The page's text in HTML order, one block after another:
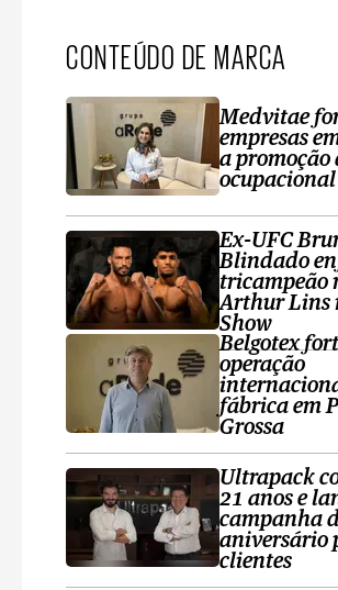
CONTEÚDO DE MARCA
Medvitae
empresas
a promoção
ocupacional
Ex-UFC
Blindado
tricampeão
Arthur Lins
Show
Belgotex
operação
fábrica em
Grossa
Ultrapack
21 anos e
campanha
aniversário
clientes